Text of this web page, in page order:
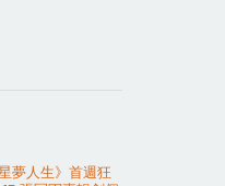
夢人生》首週狂